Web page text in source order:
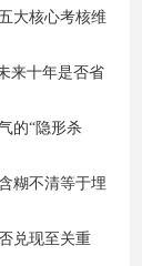
大核心考核维
来十年是否省
的“隐形杀
糊不清等于埋
兑现至关重